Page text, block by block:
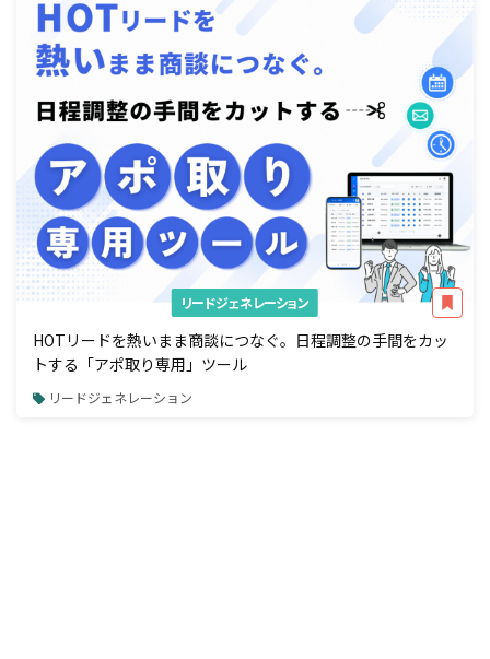
リードジェネレーション
HOTリードを熱いまま商談につなぐ。日程調整の手間をカッ
トする「アポ取り専用」ツール
リードジェネレーション